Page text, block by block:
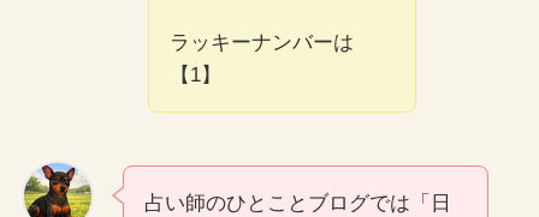
ラッキーナンバーは
【1】
占い師のひとことブログでは「日